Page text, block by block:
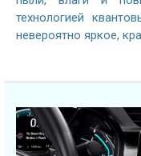
технологией
невероятно яркое,